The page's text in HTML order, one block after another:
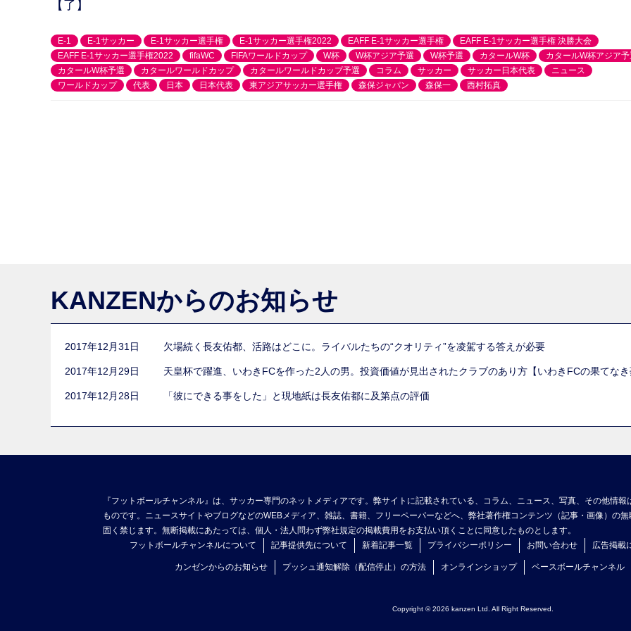
【了】
E-1 E-1サッカー E-1サッカー選手権 E-1サッカー選手権2022 EAFF E-1サッカー選手権
EAFF E-1サッカー選手権 決勝大会
EAFF E-1サッカー選手権2022
fifaWC FIFAワールドカップ W杯 W杯アジア予選 W杯予選 カタールW杯
カタールW杯アジア
カタールW杯予選
カタールワールドカップ カタールワールドカップ予選 コラム サッカー サッカー日本代表
ニュース
ワールドカップ
代表 日本 日本代表 東アジアサッカー選手権 森保ジャパン 森保一 西村拓真
KANZENからのお知らせ
2017年12月31日 欠場続く長友佑都、活路はどこに。ライバルたちの“クオリティ”を凌駕する答えが必要
2017年12月29日 天皇杯で躍進、いわきFCを作った2人の男。投資価値が見出されたクラブのあり方【いわきFCの果てな
2017年12月28日 「彼にできる事をした」と現地紙は長友佑都に及第点の評価
『フットボールチャンネル』は、サッカー専門のネットメディアです。弊サイトに記載されている、コラム、ニュース、写真、その他情
ものです。ニュースサイトやブログなどのWEBメディア、雑誌、書籍、フリーペーパーなどへ、弊社著作権コンテンツ（記事・画像）の
固く禁じます。無断掲載にあたっては、個人・法人問わず弊社規定の掲載費用をお支払い頂くことに同意したものとします。
フットボールチャンネルについて
記事提供先について 新着記事一覧 プライバシーポリシー お問い合わせ 広告掲載
カンゼンからのお知らせ プッシュ通知解除（配信停止）の方法 オンラインショップ ベースボールチャンネル
Copyright © 2026 kanzen Ltd. All Right Reserved.